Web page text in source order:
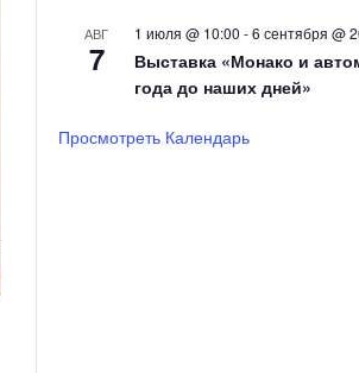
АВГ
7
1 июля @ 10:00 -6 сентября @
Выставка «Монако и
года до наших дней»
Просмотреть Календарь